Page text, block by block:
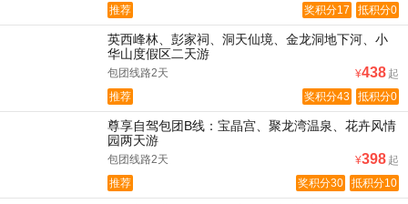
抵积分0
奖积分17
推荐
英西峰林、彭家祠、洞天仙境、金龙洞地下河、小
华山度假区二天游
包团线路2天 ¥438 起
抵积分0
奖积分43
推荐
尊享自驾包团B线：宝晶宫、聚龙湾温泉、花卉风情
园两天游
包团线路2天 ¥398 起
抵积分10
奖积分30
推荐